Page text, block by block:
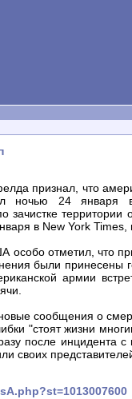
признал, что
ночью 24 января
территории
в New York Times,
отметил, что
были принесены
армии
сообщения о
"стоят жизни
после инцидента
своих